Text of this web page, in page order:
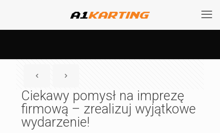
Ciekawy pomysł na imprezę
firmową – zrealizuj wyjątkowe
wydarzenie!